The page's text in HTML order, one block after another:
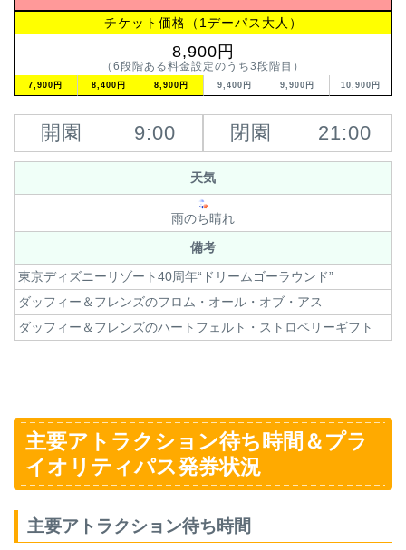
チケット価格（1デーパス大人）
8,900円
（6段階ある料金設定のうち3段階目）
7,900円 8,400円 8,900円 9,400円 9,900円 10,900円
開園 9:00 閉園 21:00
天気
雨のち晴れ
備考
東京ディズニーリゾート40周年“ドリームゴーラウンド”
ダッフィー＆フレンズのフロム・オール・オブ・アス
ダッフィー＆フレンズのハートフェルト・ストロベリーギフト
主要アトラクション待ち時間＆プラ
イオリティパス発券状況
主要アトラクション待ち時間